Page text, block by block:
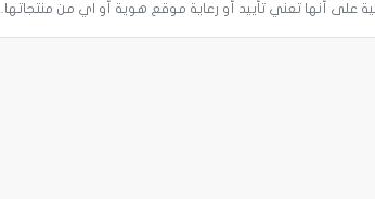
على أنها تعني تأييد أو رعاية موقع هوية أو اي من منتجاتها.